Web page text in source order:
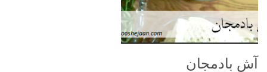
آش بادمجان